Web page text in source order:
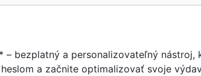
– bezplatný a personalizovateľný
a začnite optimalizovať svoje